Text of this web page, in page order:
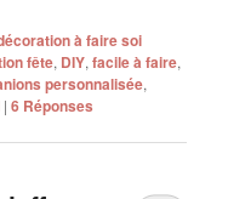
à faire soi
fête, DIY,facile à faire,
personnalisée,
|6 Réponses